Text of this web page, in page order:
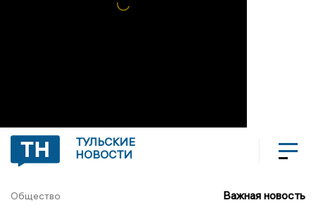
ТУЛЬСКИЕ
НОВОСТИ
Общество Важная новость